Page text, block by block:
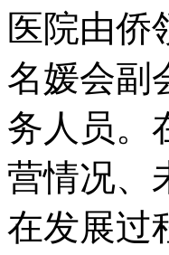
医院由侨
名媛会副
务人员。
营情况、
在发展过